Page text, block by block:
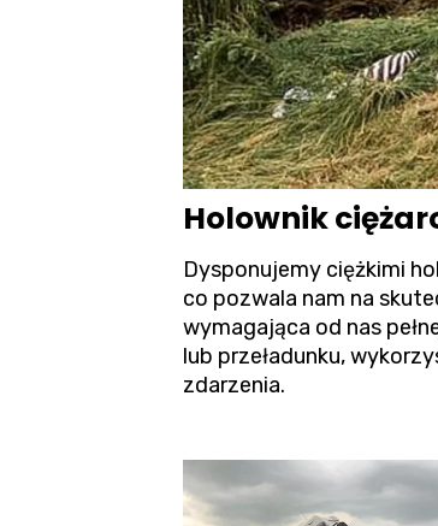
Holownik
Dysponujemy ciężkimi
co pozwala nam na
wymagająca od nas
lub przeładunku,
zdarzenia.